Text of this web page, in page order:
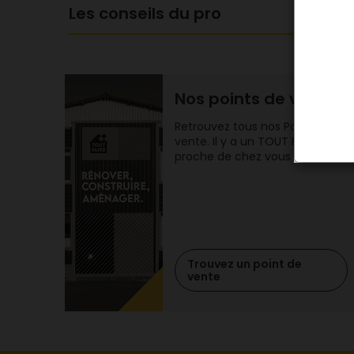
Les conseils du pro
Nos points de vente
Retrouvez tous nos Points de
vente. Il y a un TOUT FAIRE
proche de chez vous !
Trouvez un point de
vente